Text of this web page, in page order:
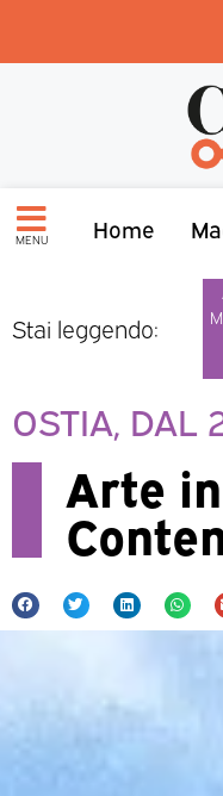
MENU Home
Stai leggendo:
OSTIA, DAL
Arte